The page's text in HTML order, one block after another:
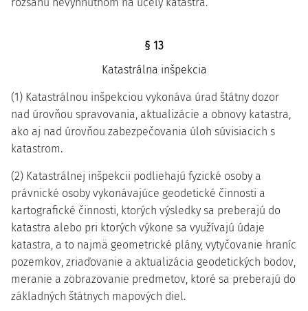
§ 13
Katastrálna inšpekcia
(1) Katastrálnou inšpekciou vykonáva úrad štátny dozor
nad úrovňou spravovania, aktualizácie a obnovy katastra,
ako aj nad úrovňou zabezpečovania úloh súvisiacich s
katastrom.
(2) Katastrálnej inšpekcii podliehajú fyzické osoby a
právnické osoby vykonávajúce geodetické činnosti a
kartografické činnosti, ktorých výsledky sa preberajú do
katastra alebo pri ktorých výkone sa využívajú údaje
katastra, a to najmä geometrické plány, vytyčovanie hraníc
pozemkov, zriaďovanie a aktualizácia geodetických bodov,
meranie a zobrazovanie predmetov, ktoré sa preberajú do
základných štátnych mapových diel.